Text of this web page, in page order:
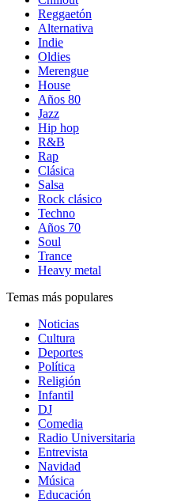
Reggaetón
Alternativa
Indie
Oldies
Merengue
House
Años 80
Jazz
Hip hop
R&B
Rap
Clásica
Salsa
Rock clásico
Techno
Años 70
Soul
Trance
Heavy metal
Temas más populares
Noticias
Cultura
Deportes
Política
Religión
Infantil
DJ
Comedia
Radio Universitaria
Entrevista
Navidad
Música
Educación